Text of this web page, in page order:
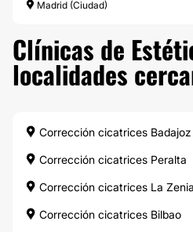
Madrid (Ciudad)
Clínicas de
localidades
Corrección cicatrices Badajoz
Corrección cicatrices Peralta
Corrección cicatrices La Zenia
Corrección cicatrices Bilbao